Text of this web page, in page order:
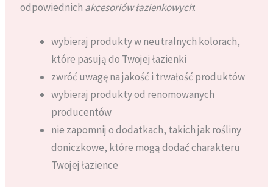
odpowiednich akcesoriów łazienkowych:
wybieraj produkty w neutralnych kolorach,
które pasują do Twojej łazienki
zwróć uwagę na jakość i trwałość produktów
wybieraj produkty od renomowanych
producentów
nie zapomnij o dodatkach, takich jak rośliny
doniczkowe, które mogą dodać charakteru
Twojej łazience